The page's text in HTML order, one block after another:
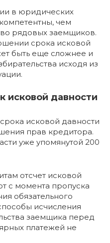
в юридических
чем
рядовых заемщиков.
срока исковой
быть еще сложнее и
исходя из
исковой давности
исковой давности
прав кредитора.
уже упомянутой 200
отсчет исковой
с момента пропуска
обязательного
исчисления
заемщика перед
платежей не